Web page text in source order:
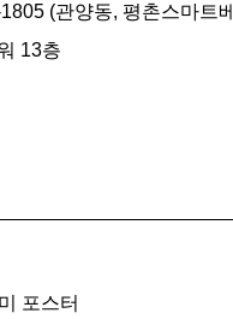
(관양동, 평촌스마트
13층
포스터